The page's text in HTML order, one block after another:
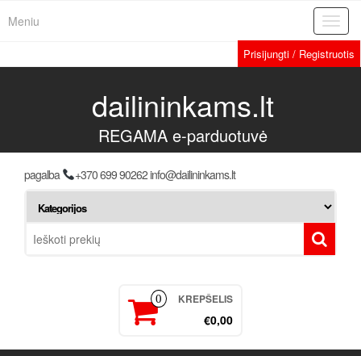
Meniu
Prisijungti / Registruotis
dailininkams.lt
REGAMA e-parduotuvė
pagalba +370 699 90262 info@dailininkams.lt
0 KREPŠELIS
€0,00